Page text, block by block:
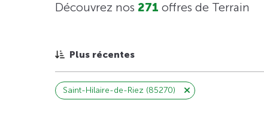
Découvrez nos 271 offres de Terrain
Plus récentes
Saint-Hilaire-de-Riez (85270)